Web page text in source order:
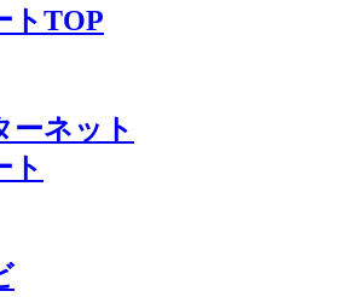
トTOP
ーネット
ト